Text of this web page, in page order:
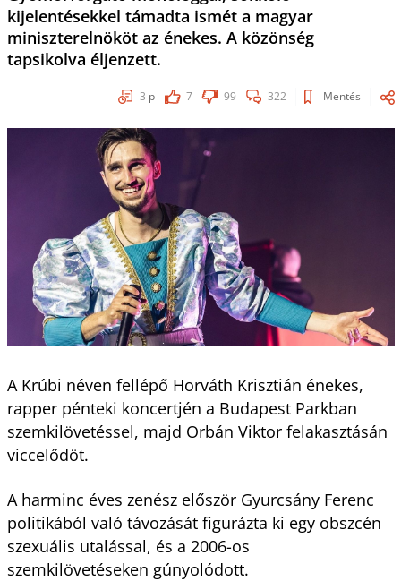
kijelentésekkel támadta ismét a magyar
miniszterelnököt az énekes. A közönség
tapsikolva éljenzett.
3 p 7 99 322 Mentés
A Krúbi néven fellépő Horváth Krisztián énekes,
rapper pénteki koncertjén a Budapest Parkban
szemkilövetéssel, majd Orbán Viktor felakasztásán
viccelődöt.
A harminc éves zenész először Gyurcsány Ferenc
politikából való távozását figurázta ki egy obszcén
szexuális utalással, és a 2006-os
szemkilövetéseken gúnyolódott.